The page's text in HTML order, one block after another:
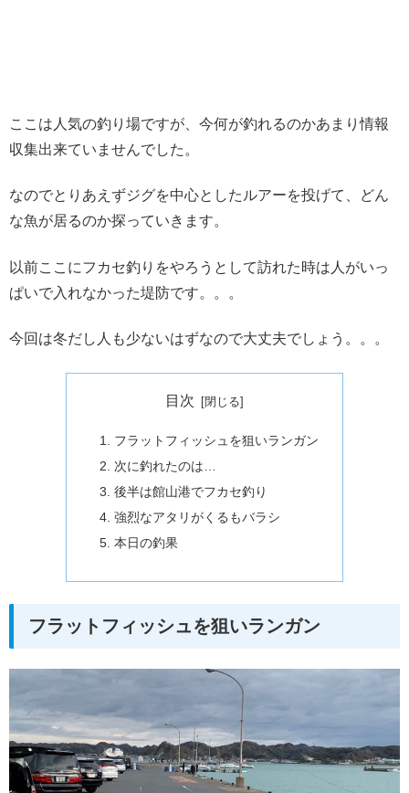
ここは人気の釣り場ですが、今何が釣れるのかあまり情報
収集出来ていませんでした。
なのでとりあえずジグを中心としたルアーを投げて、どん
な魚が居るのか探っていきます。
以前ここにフカセ釣りをやろうとして訪れた時は人がいっ
ぱいで入れなかった堤防です。。。
今回は冬だし人も少ないはずなので大丈夫でしょう。。。
目次
フラットフィッシュを狙いランガン
次に釣れたのは…
後半は館山港でフカセ釣り
強烈なアタリがくるもバラシ
本日の釣果
フラットフィッシュを狙いランガン